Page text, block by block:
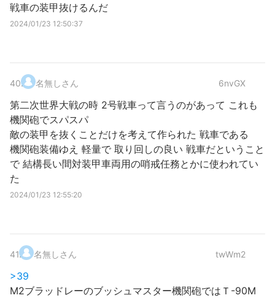
戦車の装甲抜けるんだ
2024/01/23 12:50:37
40. 名無しさん 6nvGX
第二次世界大戦の時 2号戦車って言うのがあって これも
機関砲でスパスパ
敵の装甲を抜くことだけを考えて作られた 戦車である
機関砲装備ゆえ 軽量で 取り回しの良い 戦車だということ
で 結構長い間対装甲車両用の哨戒任務とかに使われてい
た
2024/01/23 12:55:20
41. 名無しさん twWm2
>39
M2ブラッドレーのブッシュマスター機関砲ではＴ-90M